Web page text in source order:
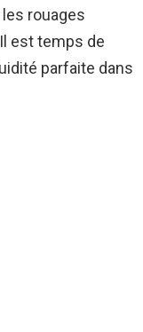
rouages
est temps de
parfaite dans